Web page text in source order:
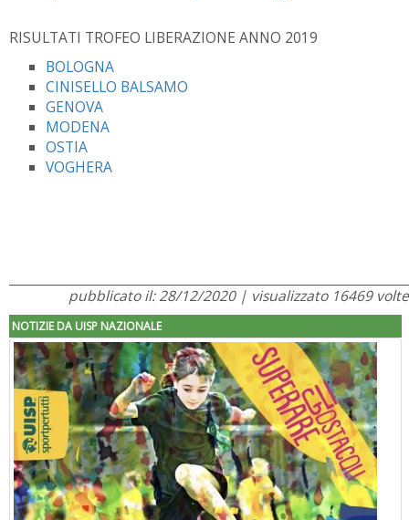
RISULTATI TROFEO LIBERAZIONE ANNO 2019
BOLOGNA
CINISELLO BALSAMO
GENOVA
MODENA
OSTIA
VOGHERA
pubblicato il: 28/12/2020 | visualizzato 16469 volte
NOTIZIE DA UISP NAZIONALE